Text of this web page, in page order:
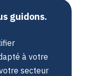
guidons.
à votre
secteur